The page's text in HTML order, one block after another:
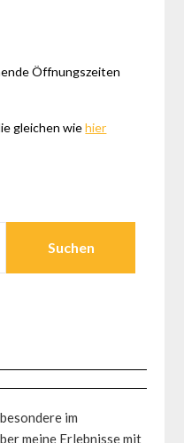
Öffnungszeiten
gleichen wiehier
im
meine Erlebnisse mit